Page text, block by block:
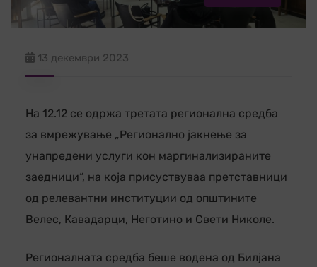
13 декември 2023
На 12.12 се одржа третата регионална средба
за вмрежување „Регионално јакнење за
унапредени услуги кон маргинализираните
заедници“, на која присуствуваа претставници
од релевантни институции од општините
Велес, Кавадарци, Неготино и Свети Николе.
Регионалната средба беше водена од Билјана